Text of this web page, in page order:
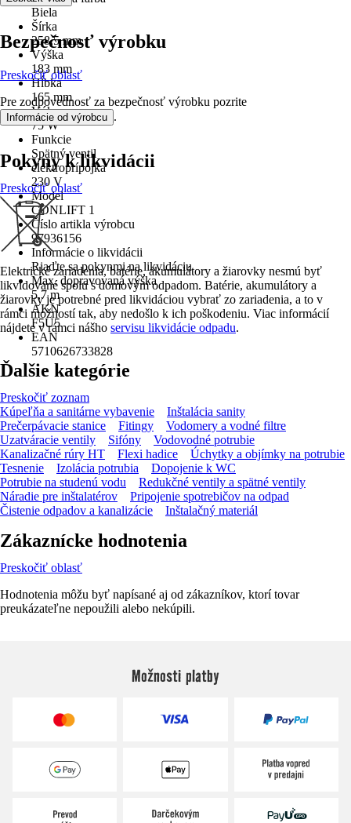
Biela
Šírka
258,5 mm
Výška
183 mm
Hĺbka
165 mm
Výkon
75 W
Funkcie
Spätný ventil
elektroprípojka
230 V
Model
CONLIFT 1
Číslo artikla výrobcu
97936156
Informácie o likvidácii
Riaďte sa pokynmi na likvidáciu
Max. dopravovaná výška
5,7 m
AKN
F5U5
EAN
5710626733828
Bezpečnosť výrobku
Preskočiť oblasť
Pre zodpovednosť za bezpečnosť výrobku pozrite
Informácie od výrobcu .
Pokyny k likvidácii
Preskočiť oblasť
Elektrické zariadenia, batérie, akumulátory a žiarovky nesmú byť
likvidované spolu s domovým odpadom. Batérie, akumulátory a
žiarovky je potrebné pred likvidáciou vybrať zo zariadenia, a to v
rámci možností tak, aby nedošlo k ich poškodeniu. Viac informácií
nájdete v rámci nášho servisu likvidácie odpadu.
Ďalšie kategórie
Preskočiť zoznam
Kúpeľňa a sanitárne vybavenie
Inštalácia sanity
Prečerpávacie stanice
Fitingy
Vodomery a vodné filtre
Uzatváracie ventily
Sifóny
Vodovodné potrubie
Kanalizačné rúry HT
Flexi hadice
Úchytky a objímky na potrubie
Tesnenie
Izolácia potrubia
Dopojenie k WC
Potrubie na studenú vodu
Redukčné ventily a spätné ventily
Náradie pre inštalatérov
Pripojenie spotrebičov na odpad
Čistenie odpadov a kanalizácie
Inštalačný materiál
Zákaznícke hodnotenia
Preskočiť oblasť
Hodnotenia môžu byť napísané aj od zákazníkov, ktorí tovar
preukázateľne nepoužili alebo nekúpili.
Možnosti platby